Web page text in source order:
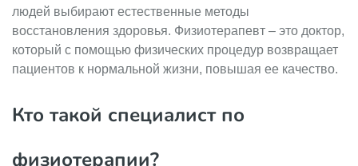
людей выбирают естественные методы
восстановления здоровья. Физиотерапевт – это доктор,
который с помощью физических процедур возвращает
пациентов к нормальной жизни, повышая ее качество.
Кто такой специалист по
физиотерапии?